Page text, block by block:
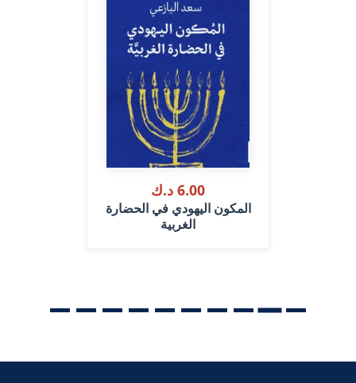
6.00 د.ك
المكون اليهودي في الحضارة
الغربية